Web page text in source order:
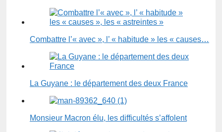
Combattre l’« avec », l’ « habitude » les « causes…
La Guyane : le département des deux France
Monsieur Macron élu, les difficultés s’affolent